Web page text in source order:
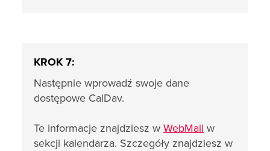
KROK 7:
Następnie wprowadź swoje dane
dostępowe CalDav.
Te informacje znajdziesz w WebMail w
sekcji kalendarza. Szczegóły znajdziesz w